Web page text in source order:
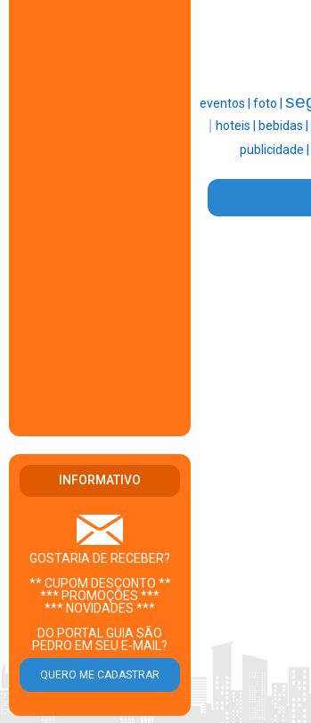
INFORMATIVO
GOSTARIA DE RECEBER?
** CUPOM DESCONTO **
*** PROMOÇÕES ***
*** NOVIDADES ***
DO PORTAL GUIA SÃO
PEDRO EM SEU E-MAIL?
eventos | foto |
hoteis | bebidas |
publicidade |